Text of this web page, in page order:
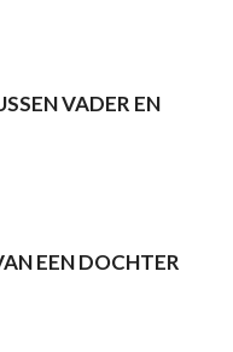
VADER EN
EEN DOCHTER